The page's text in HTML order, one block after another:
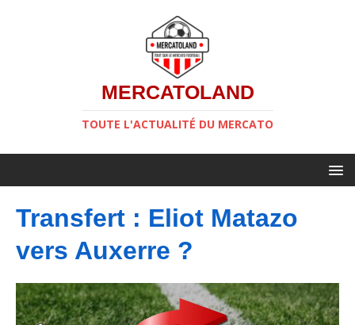
MERCATOLAND
TOUTE L'ACTUALITÉ DU MERCATO
Transfert : Eliot Matazo
vers Auxerre ?